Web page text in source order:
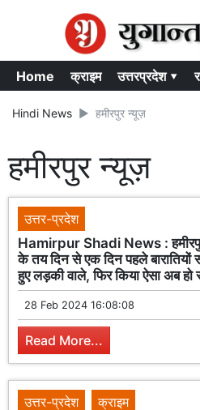
Home क्राइम उत्तरप्रदेश ▾
Hindi News हमीरपुर न्यूज़
हमीरपुर न्यूज़
उत्तर-प्रदेश
Hamirpur Shadi News :
के तय दिन से एक दिन पहले
हुए लड़की वाले, फिर किया ऐसा अब हो
28 Feb 2024 16:08:08
Read More...
उत्तर-प्रदेश
क्राइम